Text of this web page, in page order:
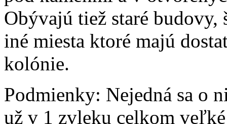
Obývajú tiež staré
iné miesta ktoré majú
kolónie.
Podmienky: Nejedná sa o
už v 1 zvleku celkom